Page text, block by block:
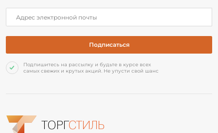
Подпишитесь на рассылку и будьте в курсе всех
самых свежих и крутых акций. Не упусти свой шанс
ТОРГСТИЛЬ